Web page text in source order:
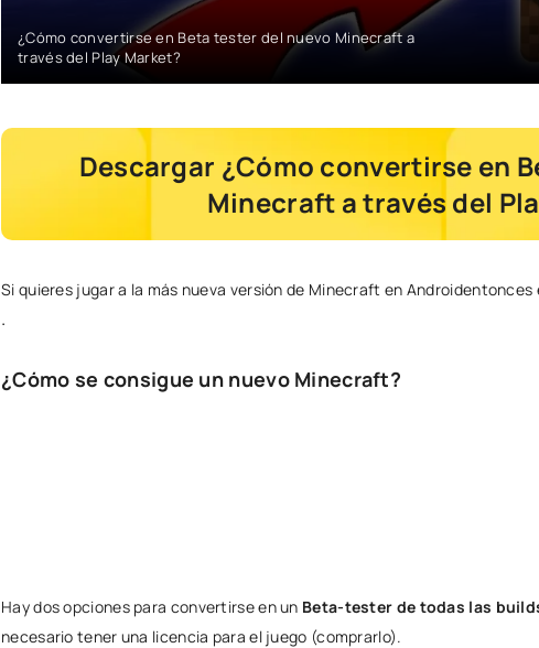
¿Cómo convertirse en Beta tester del nuevo Minecraft a
través del Play Market?
Descargar ¿Cómo convertirse en
Minecraft a través del
Si quieres jugar a la más nueva versión de Minecraft en Androidentonces
.
¿Cómo se consigue un nuevo Minecraft?
Hay dos opciones para convertirse en un Beta-tester de todas las
necesario tener una licencia para el juego (comprarlo).